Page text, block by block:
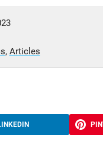
, Articles